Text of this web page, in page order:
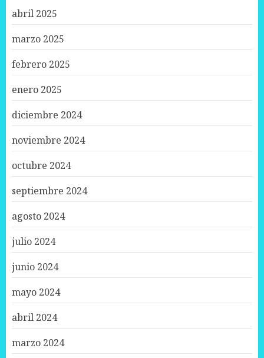
abril 2025
marzo 2025
febrero 2025
enero 2025
diciembre 2024
noviembre 2024
octubre 2024
septiembre 2024
agosto 2024
julio 2024
junio 2024
mayo 2024
abril 2024
marzo 2024